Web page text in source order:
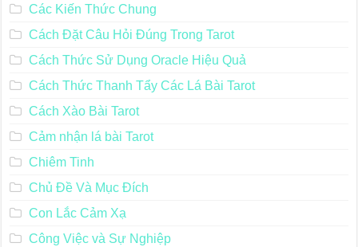
Các Kiến Thức Chung
Cách Đặt Câu Hỏi Đúng Trong Tarot
Cách Thức Sử Dụng Oracle Hiệu Quả
Cách Thức Thanh Tẩy Các Lá Bài Tarot
Cách Xào Bài Tarot
Cảm nhận lá bài Tarot
Chiêm Tinh
Chủ Đề Và Mục Đích
Con Lắc Cảm Xạ
Công Việc và Sự Nghiệp